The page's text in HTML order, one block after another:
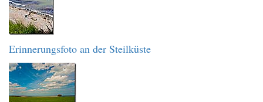
Erinnerungsfoto an der Steilküste